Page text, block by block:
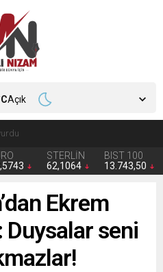
STERLİN
62,1064
BIST 100
13.743,50
Açık
Ekrem
Duysalar seni